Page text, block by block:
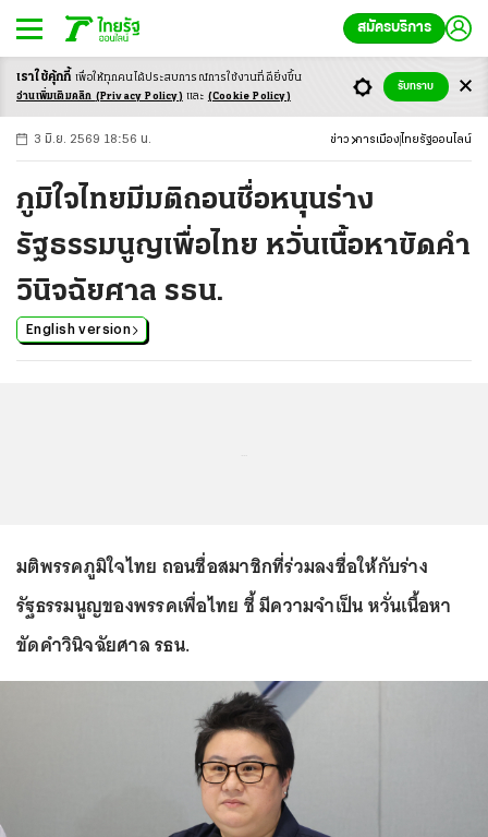
สมัครบริการ
-ก ก ก+
3 มิ.ย. 2569 18:56 น. ข่าว การเมือง ไทยรัฐออนไลน์
ภูมิใจไทยมีมติถอนชื่อหนุนร่าง
รัฐธรรมนูญเพื่อไทย หวั่นเนื้อหาขัดคำ
วินิจฉัยศาล รธน.
English version
มติพรรคภูมิใจไทย ถอนชื่อสมาชิกที่ร่วมลงชื่อให้กับร่าง
รัฐธรรมนูญของพรรคเพื่อไทย ชี้ มีความจำเป็น หวั่นเนื้อหา
ขัดคำวินิจฉัยศาล รธน.
เราใช้คุ้กกี้ เพื่อให้ทุกคนได้ประสบการณ์การใช้งานที่ดียิ่งขึ้น
อ่านเพิ่มเติมคลิก (Privacy Policy) และ (Cookie Policy)
รับทราบ